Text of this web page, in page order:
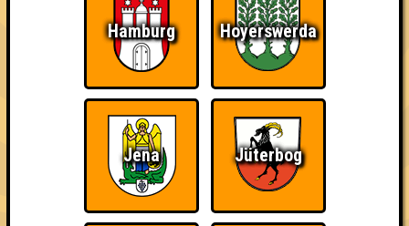
Hamburg Hoyerswerda
Jena Jüterbog